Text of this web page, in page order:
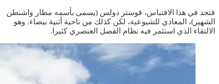
فتجد في هذا الاقتباس، فوستر دولس (يسمى بأسمه مطار واشنطن
الشهير)، المعادي للشيوعية، لكن كذلك من ناحية أثنية بيضاء. وهو
الالتقاء الذي استثمر فيه نظام الفصل العنصري كثيرا.